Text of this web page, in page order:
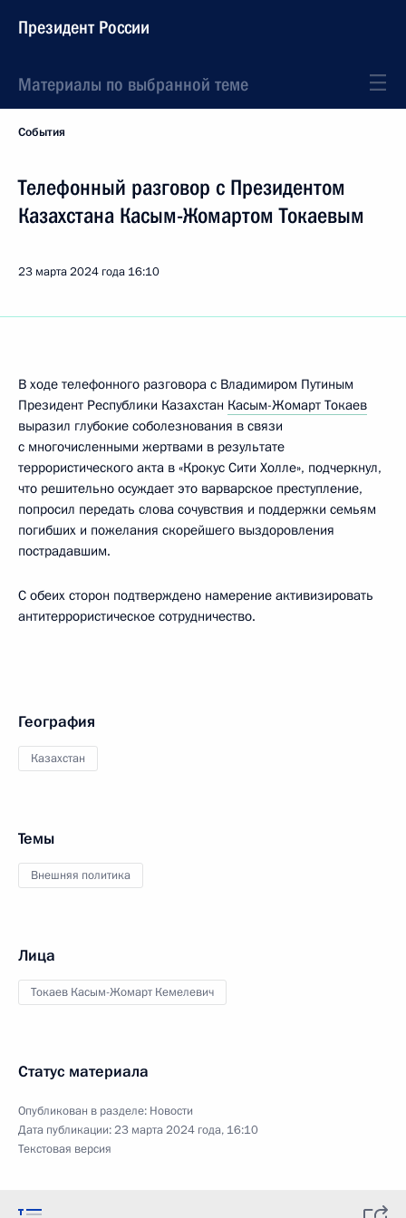
Президент России
Материалы по выбранной теме
События
Телефонный разговор с Президентом
Казахстана Касым-Жомартом Токаевым
23 марта 2024 года 16:10
В ходе телефонного разговора с Владимиром Путиным
Президент Республики Казахстан Касым-Жомарт Токаев
выразил глубокие соболезнования в связи
с многочисленными жертвами в результате
террористического акта в «Крокус Сити Холле», подчеркнул,
что решительно осуждает это варварское преступление,
попросил передать слова сочувствия и поддержки семьям
погибших и пожелания скорейшего выздоровления
пострадавшим.
С обеих сторон подтверждено намерение активизировать
антитеррористическое сотрудничество.
География
Казахстан
Темы
Внешняя политика
Лица
Токаев Касым-Жомарт Кемелевич
Статус материала
Опубликован в разделе: Новости
Дата публикации:23 марта 2024 года, 16:10
Текстовая версия